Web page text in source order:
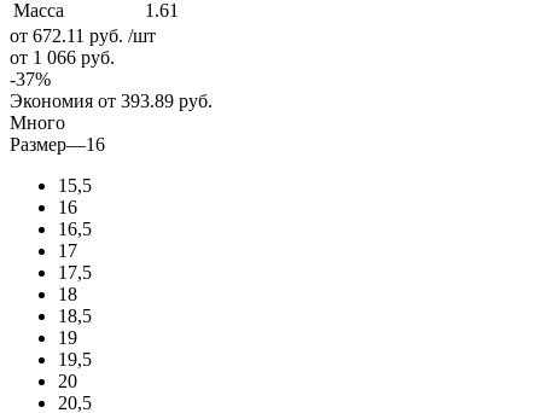
Масса
1.61
от 672.11 руб. /шт
от 1 066 руб.
-37%
Экономия от 393.89 руб.
Много
Размер—16
15,5
16
16,5
17
17,5
18
18,5
19
19,5
20
20,5